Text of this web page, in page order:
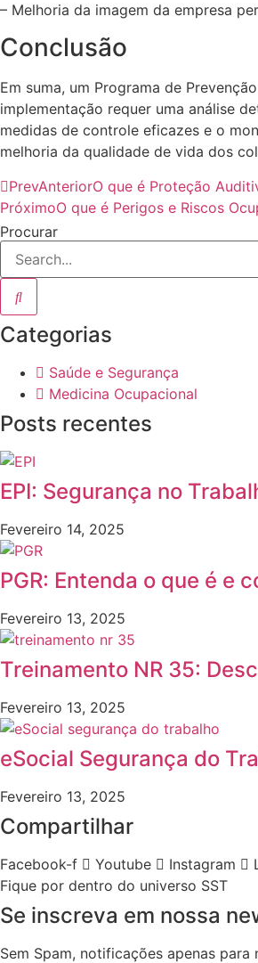
– Melhoria da imagem da empresa
Conclusão
Em suma, um Programa de
implementação requer uma análise
medidas de controle eficazes e o
melhoria da qualidade de vida dos
PrevAnteriorO que é Proteção
PróximoO que é Perigos e Riscos
Procurar
Categorias
Saúde e Segurança
Medicina Ocupacional
Posts recentes
EPI: Segurança no
Fevereiro 14, 2025
PGR: Entenda o que é e
Fevereiro 13, 2025
Treinamento NR 35:
Fevereiro 13, 2025
eSocial Segurança do
Fevereiro 13, 2025
Compartilhar
Facebook-f Youtube Instagram
Fique por dentro do universo SST
Se inscreva em nossa
Sem Spam, notificações apenas para